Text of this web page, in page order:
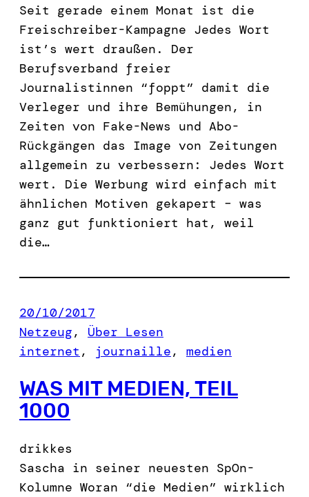
Seit gerade einem Monat ist die
Freischreiber-Kampagne Jedes Wort
ist’s wert draußen. Der
Berufsverband freier
Journalistinnen “foppt” damit die
Verleger und ihre Bemühungen, in
Zeiten von Fake-News und Abo-
Rückgängen das Image von Zeitungen
allgemein zu verbessern: Jedes Wort
wert. Die Werbung wird einfach mit
ähnlichen Motiven gekapert – was
ganz gut funktioniert hat, weil
die…
20/10/2017
Netzeug, Über Lesen
internet , journaille, medien
WAS MIT MEDIEN, TEIL
1000
drikkes
Sascha in seiner neuesten SpOn-
Kolumne Woran “die Medien” wirklich